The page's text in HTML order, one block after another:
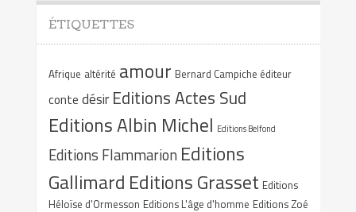
ÉTIQUETTES
Afrique altérité amour Bernard Campiche éditeur
conte désir Editions Actes Sud
Editions Albin Michel Editions Belfond
Editions Flammarion Editions
Gallimard Editions Grasset Editions
Héloïse d'Ormesson Editions L'âge d'homme Editions Zoé